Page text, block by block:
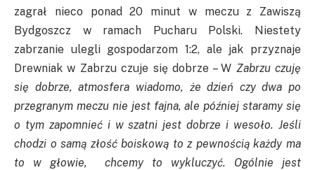
zagrał nieco ponad 20 minut w meczu z Zawiszą
Bydgoszcz w ramach Pucharu Polski. Niestety
zabrzanie ulegli gospodarzom 1:2, ale jak przyznaje
Drewniak w Zabrzu czuje się dobrze – W Zabrzu czuję
się dobrze, atmosfera wiadomo, że dzień czy dwa po
przegranym meczu nie jest fajna, ale później staramy się
o tym zapomnieć i w szatni jest dobrze i wesoło. Jeśli
chodzi o samą złość boiskową to z pewnością każdy ma
to w głowie, chcemy to wykluczyć. Ogólnie jest